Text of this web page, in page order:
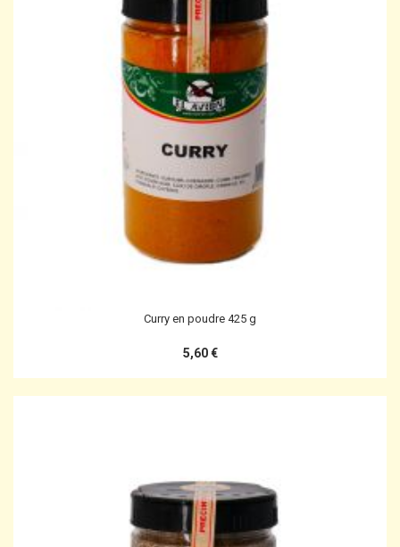
Curry en poudre 425 g
5,60 €